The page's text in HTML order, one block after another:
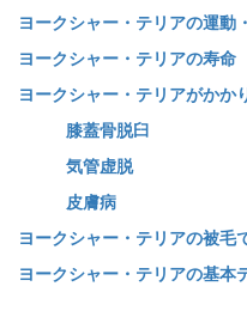
ヨークシャー・テリアの運動
ヨークシャー・テリアの寿命
ヨークシャー・テリアがかか
膝蓋骨脱臼
気管虚脱
皮膚病
ヨークシャー・テリアの被毛
ヨークシャー・テリアの基本